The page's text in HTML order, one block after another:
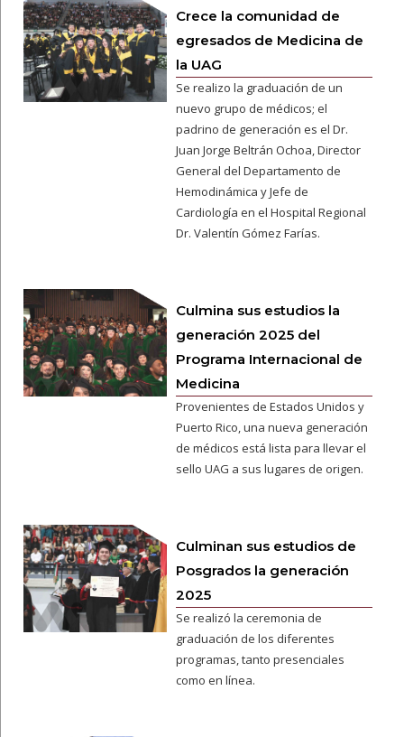
Crece la comunidad de
egresados de Medicina de
la UAG
Se realizo la graduación de un
nuevo grupo de médicos; el
padrino de generación es el Dr.
Juan Jorge Beltrán Ochoa, Director
General del Departamento de
Hemodinámica y Jefe de
Cardiología en el Hospital Regional
Dr. Valentín Gómez Farías.
Culmina sus estudios la
generación 2025 del
Programa Internacional de
Medicina
Provenientes de Estados Unidos y
Puerto Rico, una nueva generación
de médicos está lista para llevar el
sello UAG a sus lugares de origen.
Culminan sus estudios de
Posgrados la generación
2025
Se realizó la ceremonia de
graduación de los diferentes
programas, tanto presenciales
como en línea.